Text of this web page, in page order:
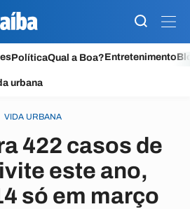
PolíticaQual a Boa?Entretenimento
urbana
VIDA URBANA
422 casos de
este ano,
só em março